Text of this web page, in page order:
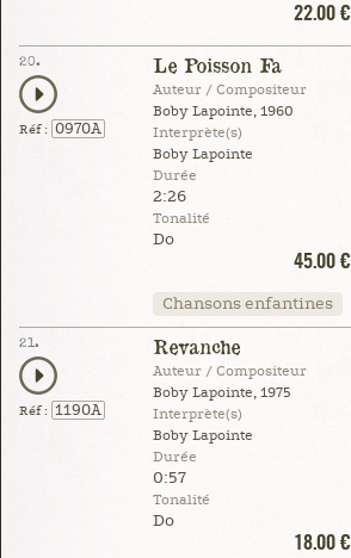
22.00 €
20.
Réf : 0970A
Le Poisson Fa
Auteur / Compositeur
Boby Lapointe, 1960
Interprète(s)
Boby Lapointe
Durée
2:26
Tonalité
Do
45.00 €
Chansons enfantines
21.
Réf : 1190A
Revanche
Auteur / Compositeur
Boby Lapointe, 1975
Interprète(s)
Boby Lapointe
Durée
0:57
Tonalité
Do
18.00 €